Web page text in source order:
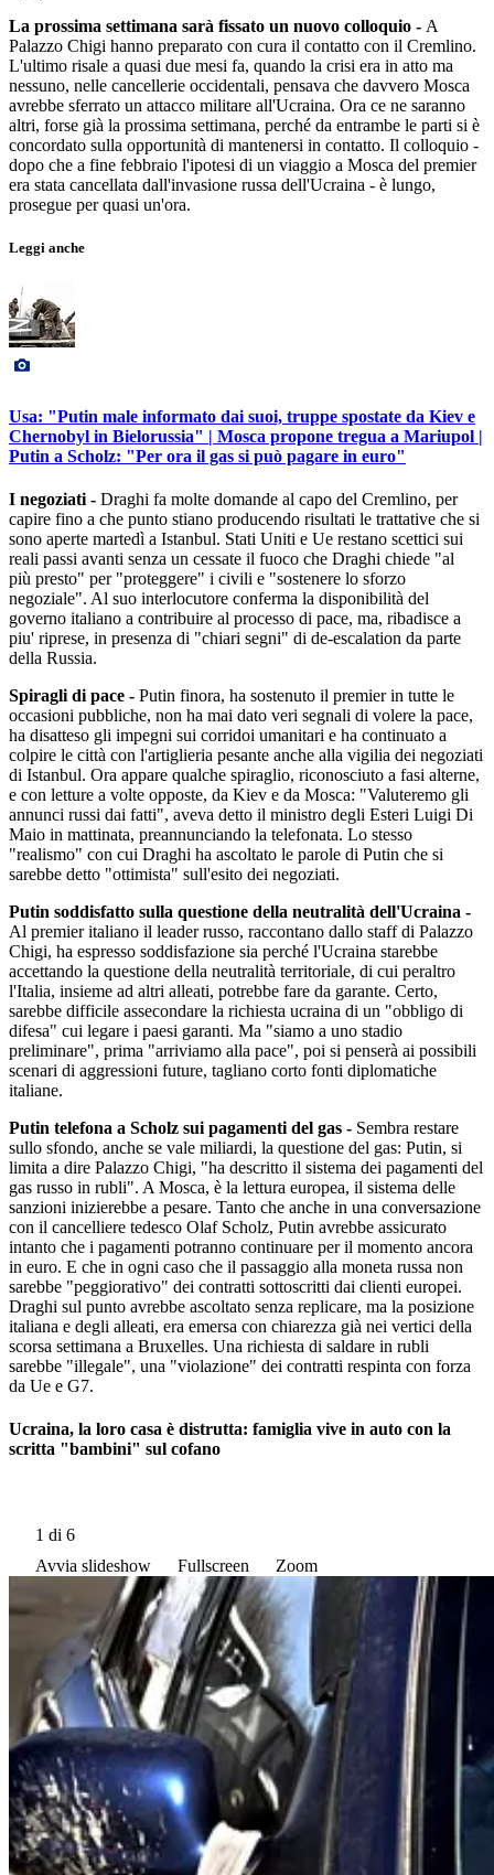
La prossima settimana sarà fissato un nuovo colloquio - A
Palazzo Chigi hanno preparato con cura il contatto con il Cremlino.
L'ultimo risale a quasi due mesi fa, quando la crisi era in atto ma
nessuno, nelle cancellerie occidentali, pensava che davvero Mosca
avrebbe sferrato un attacco militare all'Ucraina. Ora ce ne saranno
altri, forse già la prossima settimana, perché da entrambe le parti si è
concordato sulla opportunità di mantenersi in contatto. Il colloquio -
dopo che a fine febbraio l'ipotesi di un viaggio a Mosca del premier
era stata cancellata dall'invasione russa dell'Ucraina - è lungo,
prosegue per quasi un'ora.
Leggi anche
Usa: "Putin male informato dai suoi, truppe spostate da Kiev e
Chernobyl in Bielorussia" | Mosca propone tregua a Mariupol |
Putin a Scholz: "Per ora il gas si può pagare in euro"
I negoziati - Draghi fa molte domande al capo del Cremlino, per
capire fino a che punto stiano producendo risultati le trattative che si
sono aperte martedì a Istanbul. Stati Uniti e Ue restano scettici sui
reali passi avanti senza un cessate il fuoco che Draghi chiede "al
più presto" per "proteggere" i civili e "sostenere lo sforzo
negoziale". Al suo interlocutore conferma la disponibilità del
governo italiano a contribuire al processo di pace, ma, ribadisce a
piu' riprese, in presenza di "chiari segni" di de-escalation da parte
della Russia.
Spiragli di pace - Putin finora, ha sostenuto il premier in tutte le
occasioni pubbliche, non ha mai dato veri segnali di volere la pace,
ha disatteso gli impegni sui corridoi umanitari e ha continuato a
colpire le città con l'artiglieria pesante anche alla vigilia dei negoziati
di Istanbul. Ora appare qualche spiraglio, riconosciuto a fasi alterne,
e con letture a volte opposte, da Kiev e da Mosca: "Valuteremo gli
annunci russi dai fatti", aveva detto il ministro degli Esteri Luigi Di
Maio in mattinata, preannunciando la telefonata. Lo stesso
"realismo" con cui Draghi ha ascoltato le parole di Putin che si
sarebbe detto "ottimista" sull'esito dei negoziati.
Putin soddisfatto sulla questione della neutralità dell'Ucraina -
Al premier italiano il leader russo, raccontano dallo staff di Palazzo
Chigi, ha espresso soddisfazione sia perché l'Ucraina starebbe
accettando la questione della neutralità territoriale, di cui peraltro
l'Italia, insieme ad altri alleati, potrebbe fare da garante. Certo,
sarebbe difficile assecondare la richiesta ucraina di un "obbligo di
difesa" cui legare i paesi garanti. Ma "siamo a uno stadio
preliminare", prima "arriviamo alla pace", poi si penserà ai possibili
scenari di aggressioni future, tagliano corto fonti diplomatiche
italiane.
Putin telefona a Scholz sui pagamenti del gas - Sembra restare
sullo sfondo, anche se vale miliardi, la questione del gas: Putin, si
limita a dire Palazzo Chigi, "ha descritto il sistema dei pagamenti del
gas russo in rubli". A Mosca, è la lettura europea, il sistema delle
sanzioni inizierebbe a pesare. Tanto che anche in una conversazione
con il cancelliere tedesco Olaf Scholz, Putin avrebbe assicurato
intanto che i pagamenti potranno continuare per il momento ancora
in euro. E che in ogni caso che il passaggio alla moneta russa non
sarebbe "peggiorativo" dei contratti sottoscritti dai clienti europei.
Draghi sul punto avrebbe ascoltato senza replicare, ma la posizione
italiana e degli alleati, era emersa con chiarezza già nei vertici della
scorsa settimana a Bruxelles. Una richiesta di saldare in rubli
sarebbe "illegale", una "violazione" dei contratti respinta con forza
da Ue e G7.
Ucraina, la loro casa è distrutta: famiglia vive in auto con la
scritta "bambini" sul cofano
1 di 6
Avvia slideshow
Fullscreen Zoom